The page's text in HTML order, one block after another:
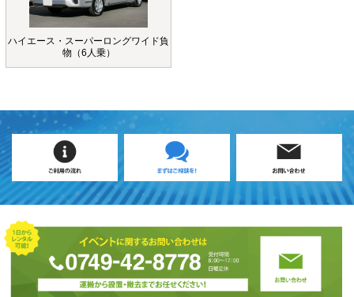
ハイエース・スーパーロングワイド貨
物（6人乗）